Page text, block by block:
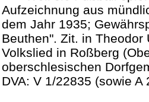
Aufzeichnung aus
dem Jahr 1935;
Beuthen". Zit. in
Volkslied in Roßberg
oberschlesischen
DVA: V 1/22835 (sowie A